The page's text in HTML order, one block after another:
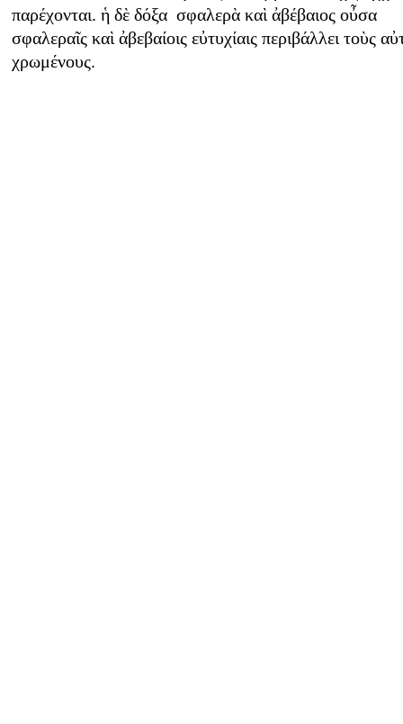
παρέχονται. ἡ δὲ δόξα σφαλερὰ καὶ ἀβέβαιος οὖσα
σφαλεραῖς καὶ ἀβεβαίοις εὐτυχίαις περιβάλλει τοὺς
χρωμένους.